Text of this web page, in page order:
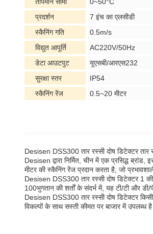
प्रदर्शन
7 इंच का एलसीडी
स्कैनिंग गति
0.5m/s
विद्युत आपूर्ति
AC220V/50Hz
डेटा आउटपुट
यूएसबी/आरएस232
सुरक्षा स्तर
IP54
स्कैनिंग रेंज
0.5~20 मीटर
Desisen DSS300 तार रस्सी दोष डिटेक्टर तार
Desisen द्वारा निर्मित, चीन में एक प्रसिद्ध
मीटर की स्कैनिंग रेंज प्रदान करता है, जो
Desisen DSS300 तार रस्सी दोष डिटेक्टर 1
100भुगतान की शर्तों के संदर्भ में, यह टी/टी और डी/
Desisen DSS300 तार रस्सी दोष डिटेक्टर
विकल्पों के साथ सस्ती कीमत पर बाजार में उपलब्ध